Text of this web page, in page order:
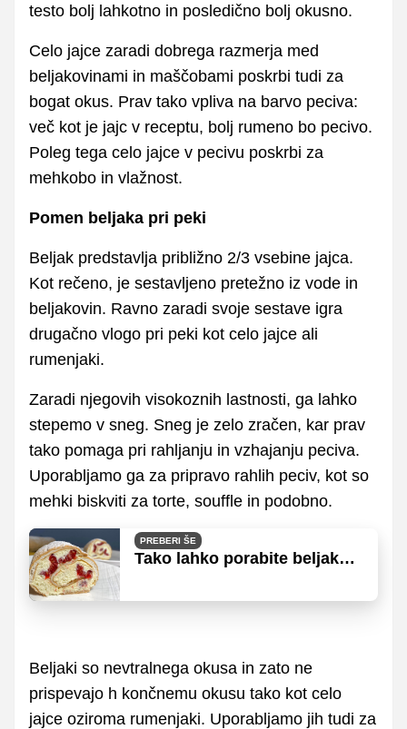
testo bolj lahkotno in posledično bolj okusno.
Celo jajce zaradi dobrega razmerja med
beljakovinami in maščobami poskrbi tudi za
bogat okus. Prav tako vpliva na barvo peciva:
več kot je jajc v receptu, bolj rumeno bo pecivo.
Poleg tega celo jajce v pecivu poskrbi za
mehkobo in vlažnost.
Pomen beljaka pri peki
Beljak predstavlja približno 2/3 vsebine jajca.
Kot rečeno, je sestavljeno pretežno iz vode in
beljakovin. Ravno zaradi svoje sestave igra
drugačno vlogo pri peki kot celo jajce ali
rumenjaki.
Zaradi njegovih visokoznih lastnosti, ga lahko
stepemo v sneg. Sneg je zelo zračen, kar prav
tako pomaga pri rahljanju in vzhajanju peciva.
Uporabljamo ga za pripravo rahlih peciv, kot so
mehki biskviti za torte, souffle in podobno.
PREBERI ŠE
Tako lahko porabite beljake,
Beljaki so nevtralnega okusa in zato ne
prispevajo h končnemu okusu tako kot celo
jajce oziroma rumenjaki. Uporabljamo jih tudi za